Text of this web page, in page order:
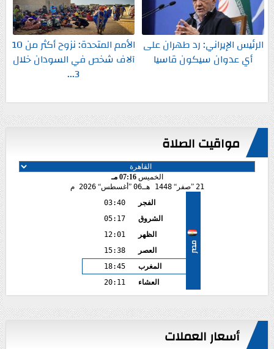
الرئيس الإيراني: رد طهران على
أي عدوان سيكون قاسيا
الأمم المتحدة: نزوح أكثر من 10
آلاف شخص في السودان خلال
3...
مواقيت الصلاة
الخميس07:16 مـ
21
صفر 1448 هـ 06 أغسطس 2026 م
مصر
الفجر
03:40
الشروق
05:17
الظهر
12:01
العصر
15:38
المغرب
18:45
العشاء
20:11
أسعار العملات